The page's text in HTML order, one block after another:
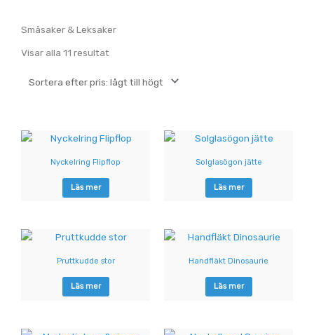
Småsaker & Leksaker
Visar alla 11 resultat
lågt
till
Nyckelring Flipflop
Läs mer
Solglasögon jätte
Läs mer
Pruttkudde stor
Läs mer
Handfläkt Dinosaurie
Läs mer